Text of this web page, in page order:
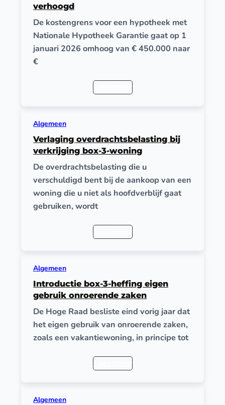
verhoogd
De kostengrens voor een hypotheek met
Nationale Hypotheek Garantie gaat op 1
januari 2026 omhoog van € 450.000 naar
€
Algemeen
Verlaging overdrachtsbelasting bij
verkrijging box-3-woning
De overdrachtsbelasting die u
verschuldigd bent bij de aankoop van een
woning die u niet als hoofdverblijf gaat
gebruiken, wordt
Algemeen
Introductie box-3-heffing eigen
gebruik onroerende zaken
De Hoge Raad besliste eind vorig jaar dat
het eigen gebruik van onroerende zaken,
zoals een vakantiewoning, in principe tot
Algemeen